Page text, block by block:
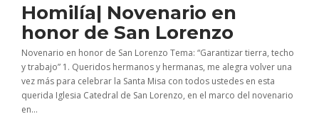
Homilía| Novenario en
honor de San Lorenzo
Novenario en honor de San Lorenzo Tema: “Garantizar tierra, techo
y trabajo” 1. Queridos hermanos y hermanas, me alegra volver una
vez más para celebrar la Santa Misa con todos ustedes en esta
querida Iglesia Catedral de San Lorenzo, en el marco del novenario
en...